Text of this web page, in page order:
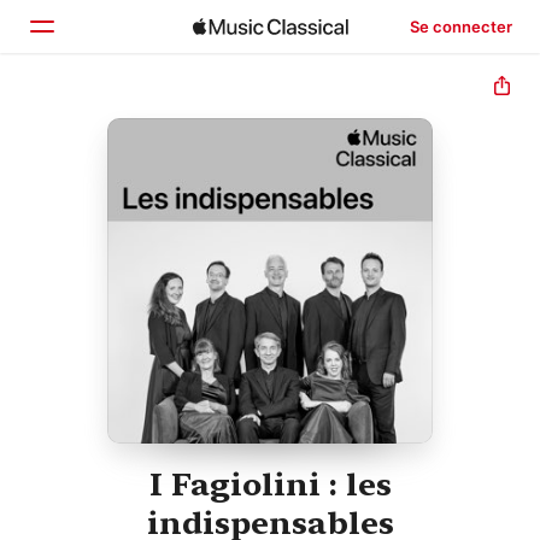
Se connecter
Accueil
Rechercher
I Fagiolini : les
indispensables